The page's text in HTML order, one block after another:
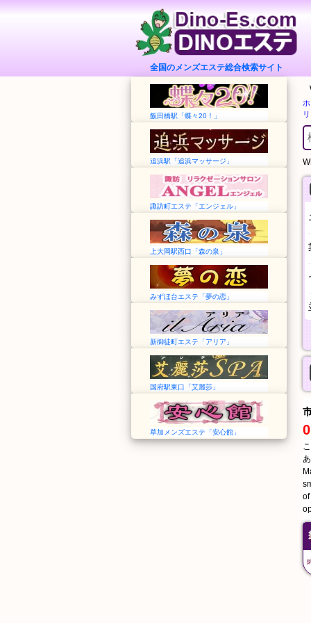
全国のメンズエステ総合検索サイト
飯田橋駅「蝶々20！」
追浜駅「追浜マッサージ」
諏訪町エステ「エンジェル」
上大岡駅西口「森の泉」
みずほ台エステ「夢の恋」
新御徒町エステ「アリア」
国府駅東口「艾麗莎」
草加メンズエステ「安心館」 0